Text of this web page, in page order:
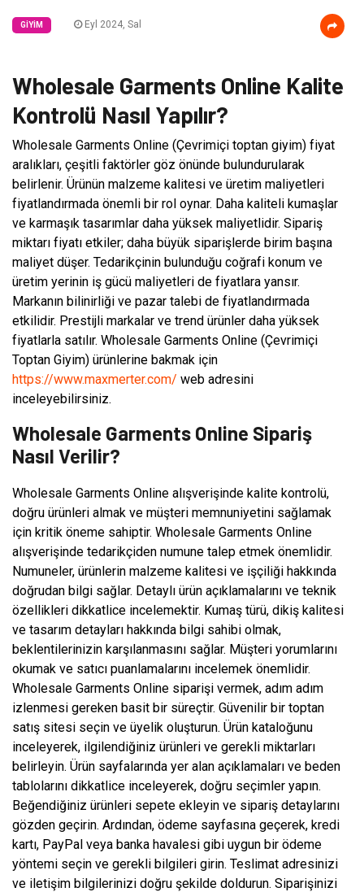
GIYIM Eyl 2024, Sal
Wholesale Garments Online Kalite
Kontrolü Nasıl Yapılır?
Wholesale Garments Online (Çevrimiçi toptan giyim) fiyat
aralıkları, çeşitli faktörler göz önünde bulundurularak
belirlenir. Ürünün malzeme kalitesi ve üretim maliyetleri
fiyatlandırmada önemli bir rol oynar. Daha kaliteli kumaşlar
ve karmaşık tasarımlar daha yüksek maliyetlidir. Sipariş
miktarı fiyatı etkiler; daha büyük siparişlerde birim başına
maliyet düşer. Tedarikçinin bulunduğu coğrafi konum ve
üretim yerinin iş gücü maliyetleri de fiyatlara yansır.
Markanın bilinirliği ve pazar talebi de fiyatlandırmada
etkilidir. Prestijli markalar ve trend ürünler daha yüksek
fiyatlarla satılır. Wholesale Garments Online (Çevrimiçi
Toptan Giyim) ürünlerine bakmak için
https://www.maxmerter.com/ web adresini
inceleyebilirsiniz.
Wholesale Garments Online Sipariş
Nasıl Verilir?
Wholesale Garments Online alışverişinde kalite kontrolü,
doğru ürünleri almak ve müşteri memnuniyetini sağlamak
için kritik öneme sahiptir. Wholesale Garments Online
alışverişinde tedarikçiden numune talep etmek önemlidir.
Numuneler, ürünlerin malzeme kalitesi ve işçiliği hakkında
doğrudan bilgi sağlar. Detaylı ürün açıklamalarını ve teknik
özellikleri dikkatlice incelemektir. Kumaş türü, dikiş kalitesi
ve tasarım detayları hakkında bilgi sahibi olmak,
beklentilerinizin karşılanmasını sağlar. Müşteri yorumlarını
okumak ve satıcı puanlamalarını incelemek önemlidir.
Wholesale Garments Online siparişi vermek, adım adım
izlenmesi gereken basit bir süreçtir. Güvenilir bir toptan
satış sitesi seçin ve üyelik oluşturun. Ürün kataloğunu
inceleyerek, ilgilendiğiniz ürünleri ve gerekli miktarları
belirleyin. Ürün sayfalarında yer alan açıklamaları ve beden
tablolarını dikkatlice inceleyerek, doğru seçimler yapın.
Beğendiğiniz ürünleri sepete ekleyin ve sipariş detaylarını
gözden geçirin. Ardından, ödeme sayfasına geçerek, kredi
kartı, PayPal veya banka havalesi gibi uygun bir ödeme
yöntemi seçin ve gerekli bilgileri girin. Teslimat adresinizi
ve iletişim bilgilerinizi doğru şekilde doldurun. Siparişinizi